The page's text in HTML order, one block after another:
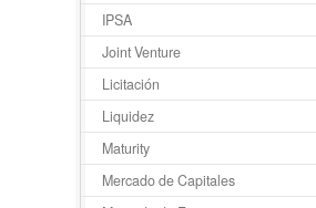
IPSA
Joint Venture
Licitación
Liquidez
Maturity
Mercado de Capitales